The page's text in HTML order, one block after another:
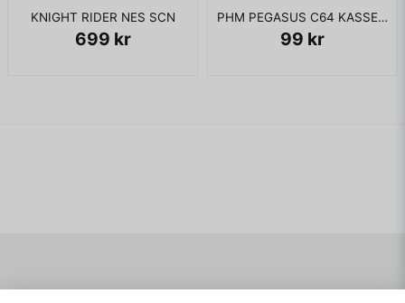
KNIGHT RIDER NES SCN
699 kr
PHM PEGASUS C64 KASSETT
99 kr